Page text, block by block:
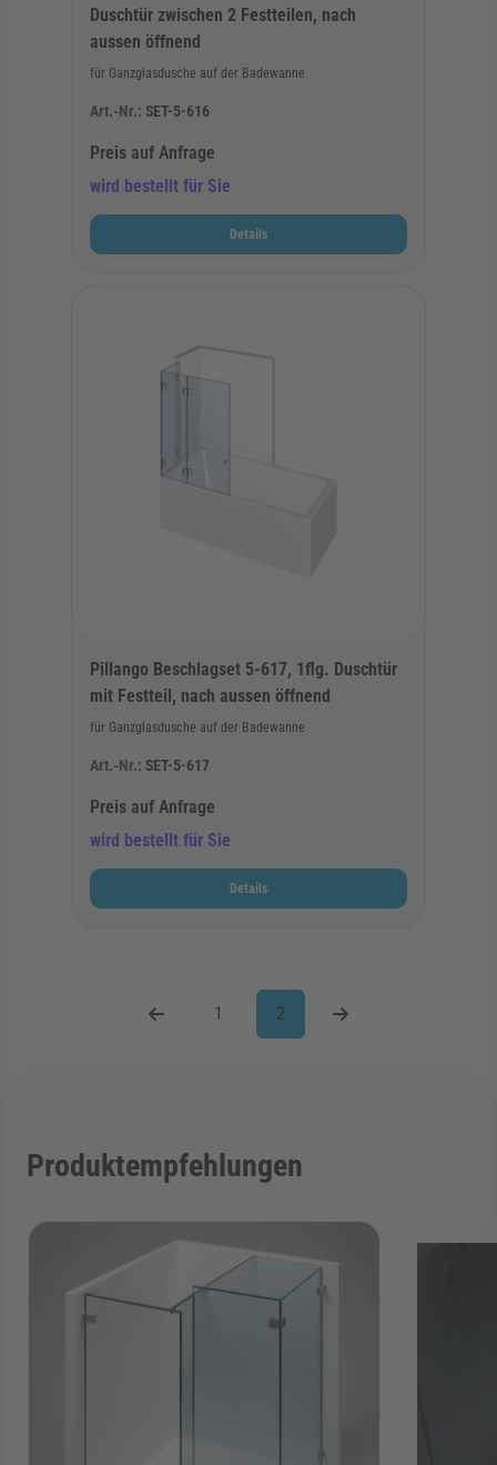
Duschtür zwischen 2 Festteilen, nach
aussen öffnend
für Ganzglasdusche auf der Badewanne
Art.-Nr.: SET-5-616
Preis auf Anfrage
wird bestellt für Sie
Details
Pillango Beschlagset 5-617, 1flg. Duschtür
mit Festteil, nach aussen öffnend
für Ganzglasdusche auf der Badewanne
Art.-Nr.: SET-5-617
Preis auf Anfrage
wird bestellt für Sie
Details
Seite
1 Sie lesen gerade Seite
2
Produktempfehlungen